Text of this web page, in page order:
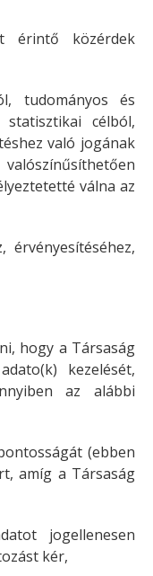
érintő közérdek
tudományos és
célból,
való jogának
válna az
hogy a Társaság
kezelését,
az alábbi
(ebben
amíg a Társaság
jogellenesen
kér,